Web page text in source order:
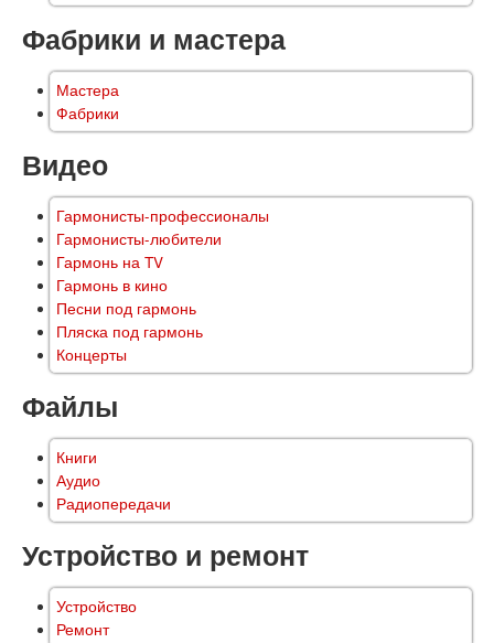
Фабрики и мастера
Мастера
Фабрики
Видео
Гармонисты-профессионалы
Гармонисты-любители
Гармонь на TV
Гармонь в кино
Песни под гармонь
Пляска под гармонь
Концерты
Файлы
Книги
Аудио
Радиопередачи
Устройство и ремонт
Устройство
Ремонт